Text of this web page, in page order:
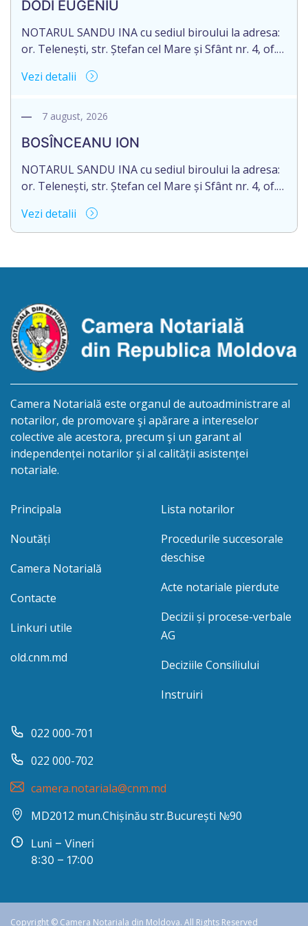
de 16.05.2027 termenul de opțiune pentru
acceptarea […]
DODI EUGENIU
NOTARUL SANDU INA cu sediul biroului la adresa:
or. Telenești, str. Ștefan cel Mare și Sfânt nr. 4, of.
succesorale în urma decesului cet. DODI EUGENIU,
2003035009604, decedat/ă la data de 12.01.2026
/doisprezece ianuarie anul două mii douăzeci și
șase/. Eliberarea certificatului de moștenitor este
[…]
Vezi detalii
7 august, 2026
BOSÎNCEANU ION
NOTARUL SANDU INA cu sediul biroului la adresa:
or. Telenești, str. Ștefan cel Mare și Sfânt nr. 4, of.
succesorale în urma decesului cet. BOSÎNCEANU
ION, născut/ă la 21.07.1980, cod personal
/cincisprezece mai anul două mii douăzeci și unu/.
Vezi detalii
Camera Notarială este organul de autoadministrare al
notarilor, de promovare şi apărare a intereselor
colective ale acestora, precum şi un garant al
independenței notarilor și al calității asistenței
notariale.
Principala
Noutăți
Camera Notarială
Contacte
Linkuri utile
old.cnm.md
Lista notarilor
Procedurile succesorale
deschise
Acte notariale pierdute
Decizii și procese-verbale
AG
Deciziile Consiliului
Instruiri
022 000-701
022 000-702
camera.notariala@cnm.md
MD2012 mun.Chișinău str.București №90
Luni – Vineri
8:30 – 17:00
Copyright © Camera Notariala din Moldova. All Rights Reserved